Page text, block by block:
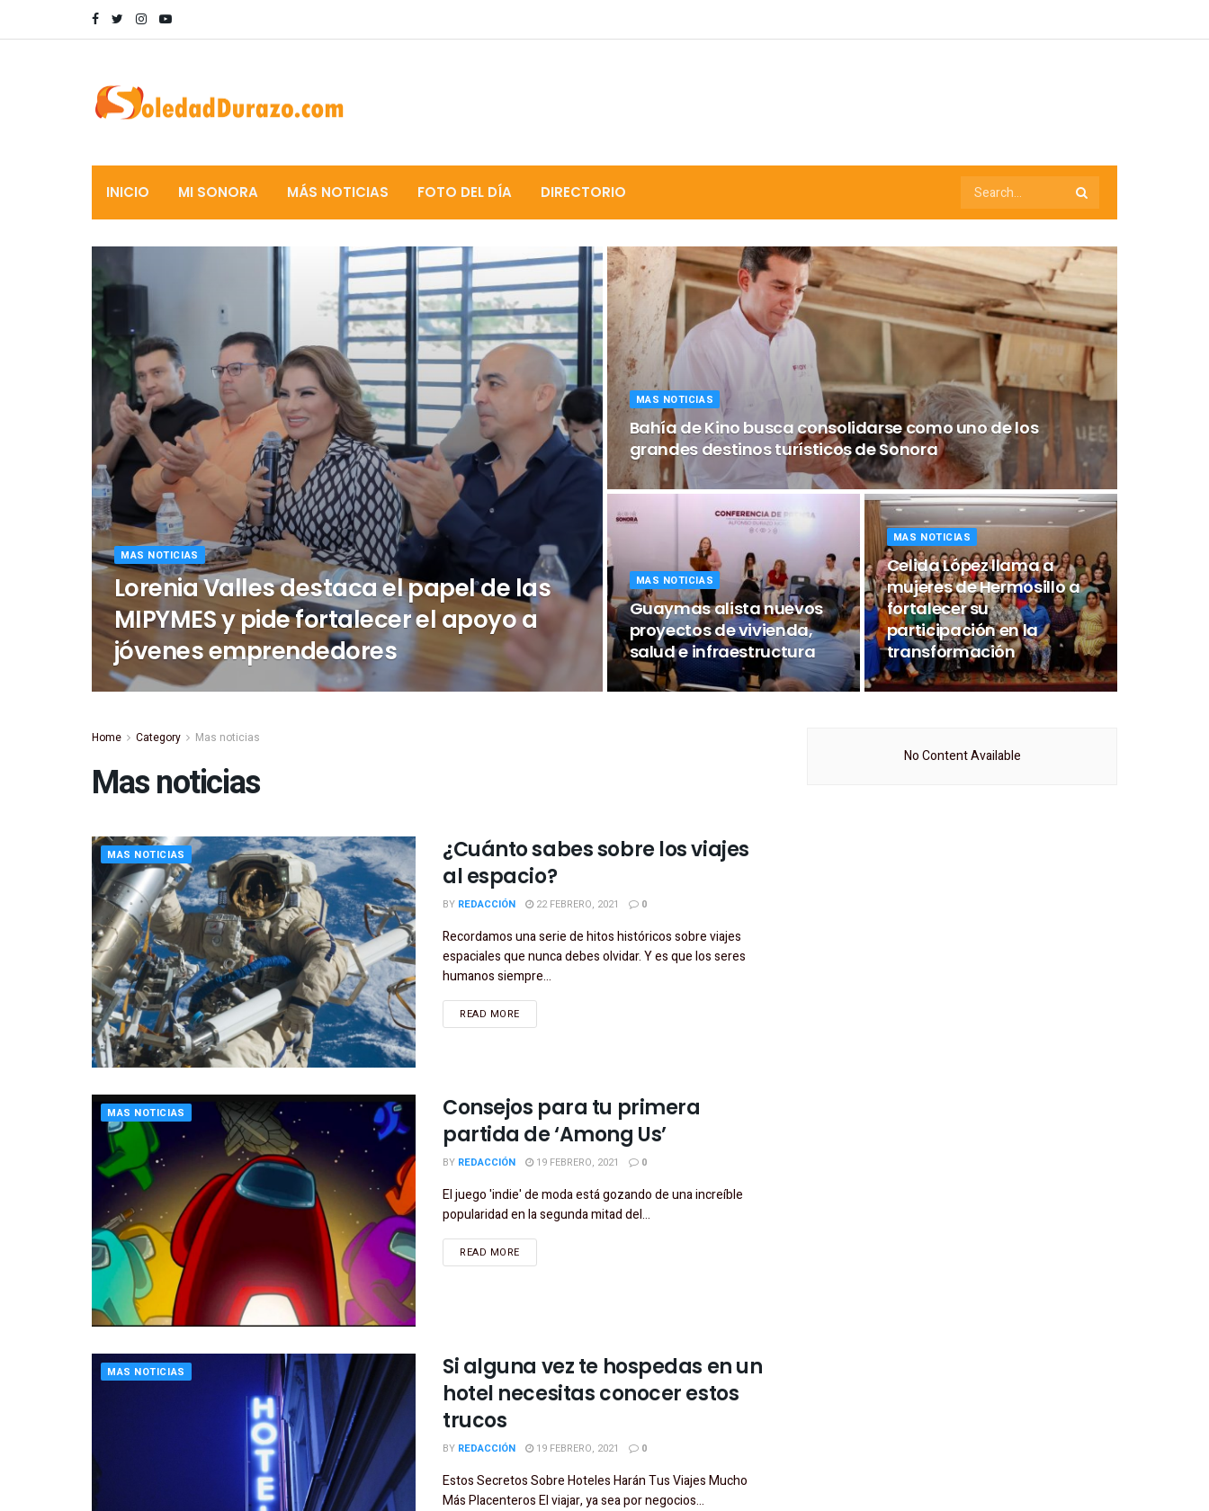
INICIO MI SONORA MÁS NOTICIAS FOTO DEL DÍA DIRECTORIO
MAS NOTICIAS
Lorenia Valles destaca el papel de las
MIPYMES y pide fortalecer el apoyo a
jóvenes emprendedores
MAS NOTICIAS
Bahía de Kino busca consolidarse como uno de los
grandes destinos turísticos de Sonora
MAS NOTICIAS
Guaymas alista nuevos
proyectos de vivienda,
salud e infraestructura
MAS NOTICIAS
Celida López llama a
mujeres de Hermosillo a
fortalecer su
participación en la
transformación
Home Category Mas noticias
Mas noticias
MAS NOTICIAS
¿Cuánto sabes sobre los viajes
al espacio?
BY REDACCIÓN 22 FEBRERO, 2021 0
Recordamos una serie de hitos históricos sobre viajes
espaciales que nunca debes olvidar. Y es que los seres
humanos siempre...
READ MORE
MAS NOTICIAS
Consejos para tu primera
partida de ‘Among Us’
BY REDACCIÓN 19 FEBRERO, 2021 0
El juego 'indie' de moda está gozando de una increíble
popularidad en la segunda mitad del...
READ MORE
MAS NOTICIAS
Si alguna vez te hospedas en un
hotel necesitas conocer estos
trucos
BY REDACCIÓN 19 FEBRERO, 2021 0
Estos Secretos Sobre Hoteles Harán Tus Viajes Mucho
Más Placenteros El viajar, ya sea por negocios...
No Content Available